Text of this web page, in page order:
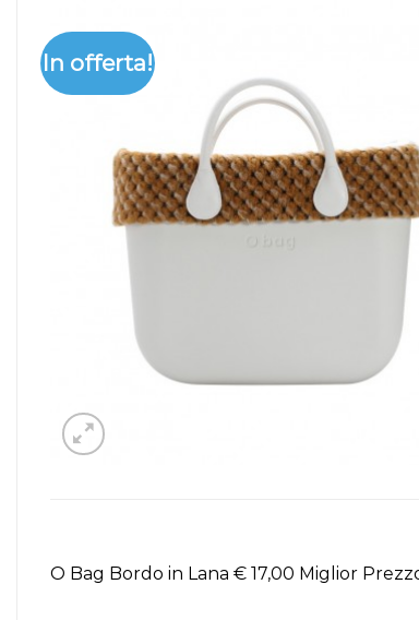
In offerta!
O Bag Bordo in Lana € 17,00 Miglior